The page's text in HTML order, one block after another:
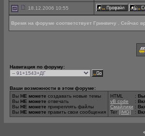
18.12.2006 10:55
Время на форуме соответствует Гринвичу . Сейчас
Навигация по форуму:
Ваши возможности в этом форуме:
Вы НЕ можете создавать новые темы
Вы НЕ можете отвечать
Вы НЕ можете прикреплять файлы
Вы НЕ можете править свои сообщения
HTML
vB code
Смайлики
Тег [IMG]
:
:
:
: